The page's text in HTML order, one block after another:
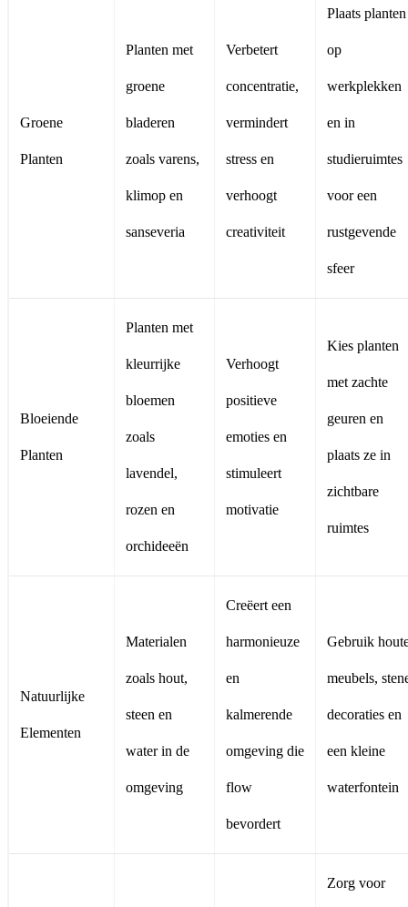
Groene
Planten
Planten met
groene
bladeren
zoals varens,
klimop en
sanseveria
Verbetert
concentratie,
vermindert
stress en
verhoogt
creativiteit
Plaats planten
op
werkplekken
en in
studieruimtes
voor een
rustgevende
sfeer
Bloeiende
Planten
Planten met
kleurrijke
bloemen
zoals
lavendel,
rozen en
orchideeën
Verhoogt
positieve
emoties en
stimuleert
motivatie
Kies planten
met zachte
geuren en
plaats ze in
zichtbare
ruimtes
Natuurlijke
Elementen
Materialen
zoals hout,
steen en
water in de
omgeving
Creëert een
harmonieuze
en
kalmerende
omgeving die
flow
bevordert
Gebruik
meubels,
decoraties en
een kleine
waterfontein
Zorg voor